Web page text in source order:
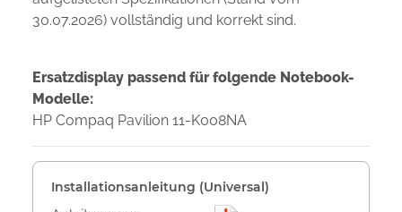
30.07.2026) vollständig und korrekt sind.
Ersatzdisplay passend für folgende Notebook-
Modelle:
HP Compaq Pavilion 11-K008NA
Installationsanleitung (Universal)